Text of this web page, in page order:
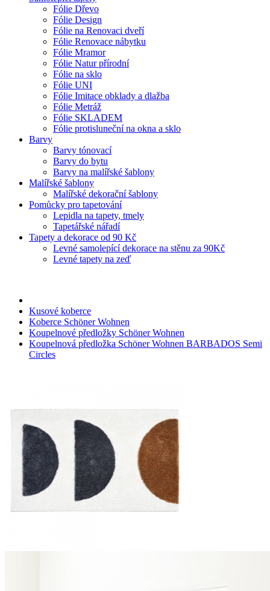
Fólie Dřevo
Fólie Design
Fólie na Renovaci dveří
Fólie Renovace nábytku
Fólie Mramor
Fólie Natur přírodní
Fólie na sklo
Fólie UNI
Fólie Imitace obklady a dlažba
Fólie Metráž
Fólie SKLADEM
Fólie protisluneční na okna a sklo
Barvy
Barvy tónovací
Barvy do bytu
Barvy na malířské šablony
Malířské šablony
Malířské dekorační šablony
Pomůcky pro tapetování
Lepidla na tapety, tmely
Tapetářské nářadí
Tapety a dekorace od 90 Kč
Levné samolepící dekorace na stěnu za 90Kč
Levné tapety na zeď
Kusové koberce
Koberce Schöner Wohnen
Koupelnové předložky Schöner Wohnen
Koupelnová předložka Schöner Wohnen BARBADOS Semi
Circles